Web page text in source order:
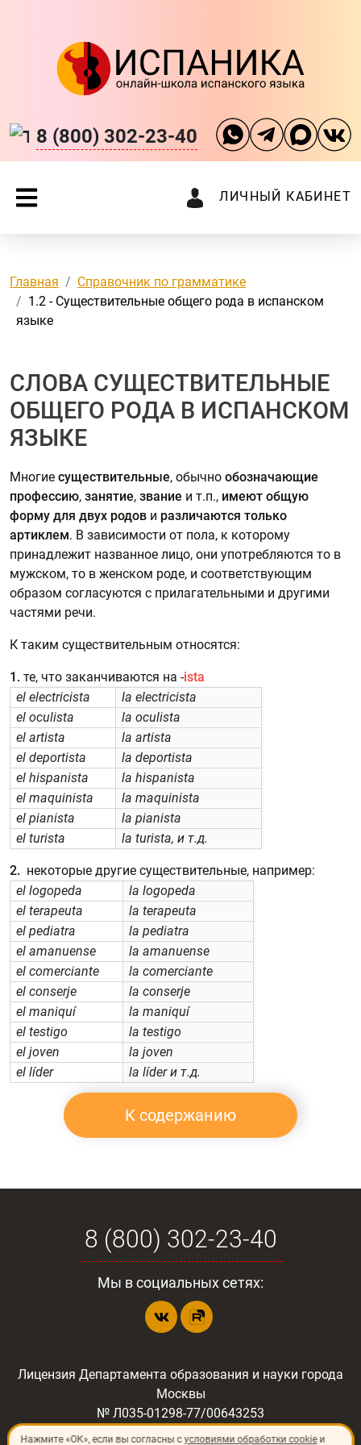
8 (800) 302-23-40
ЛИЧНЫЙ КАБИНЕТ
Главная
Справочник по грамматике
1.2 - Существительные общего рода в испанском
языке
СЛОВА СУЩЕСТВИТЕЛЬНЫЕ
ОБЩЕГО РОДА В ИСПАНСКОМ
ЯЗЫКЕ
Многие существительные, обычно обозначающие
профессию, занятие, звание и т.п., имеют общую
форму для двух родов и различаются только
артиклем. В зависимости от пола, к которому
принадлежит названное лицо, они употребляются то в
мужском, то в женском роде, и соответствующим
образом согласуются с прилагательными и другими
частями речи.
К таким существительным относятся:
1. те, что заканчиваются на -ista
el electricista
la electricista
el oculista
la oculista
el artista
la artista
el deportista
la deportista
el hispanista
la hispanista
el maquinista
la maquinista
el pianista
la pianista
el turista
la turista, и т.д.
2. некоторые другие существительные, например:
el logopeda
la logopeda
el terapeuta
la terapeuta
el pediatra
la pediatra
el amanuense
la amanuense
el comerciante
la comerciante
el conserje
la conserje
el maniquí
la maniquí
el testigo
la testigo
el joven
la joven
el líder
la líder и т.д.
К содержанию
8 (800) 302-23-40
Мы в социальных сетях:
Лицензия Департамента образования и науки города
Москвы
№ Л035-01298-77/00643253
Нажмите «ОК», если вы согласны сусловиями обработки cookieи